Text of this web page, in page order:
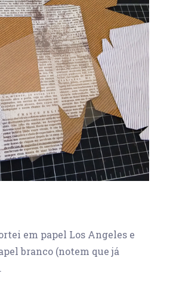
em papel Los Angeles e
branco (notem que já